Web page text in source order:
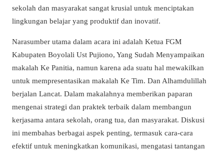
sekolah dan masyarakat sangat krusial untuk menciptakan
lingkungan belajar yang produktif dan inovatif.
Narasumber utama dalam acara ini adalah Ketua FGM
Kabupaten Boyolali Ust Pujiono, Yang Sudah Menyampaikan
makalah Ke Panitia, namun karena ada suatu hal mewakilkan
untuk mempresentasikan makalah Ke Tim. Dan Alhamdulillah
berjalan Lancat. Dalam makalahnya memberikan paparan
mengenai strategi dan praktek terbaik dalam membangun
kerjasama antara sekolah, orang tua, dan masyarakat. Diskusi
ini membahas berbagai aspek penting, termasuk cara-cara
efektif untuk meningkatkan komunikasi, mengatasi tantangan